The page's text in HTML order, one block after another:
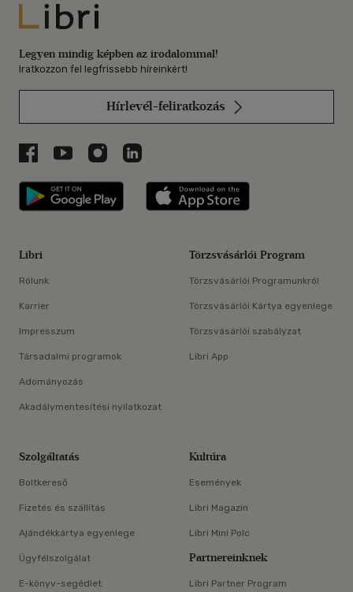
Libri
Legyen mindig képben az irodalommal!
Iratkozzon fel legfrissebb híreinkért!
Hírlevél-feliratkozás
Libri a Facebookon
Libri a Youtube-on
Libri az Instagramon
Libri a LinkedInen
Libri applikáció Szerezd meg: Google
Libri
Rólunk
Karrier
Impresszum
Társadalmi programok
Adományozás
Akadálymentesítési nyilatkozat
Törzsvásárlói Program
Törzsvásárlói Programunkról
Törzsvásárlói Kártya egyenlege
Törzsvásárlói szabályzat
Libri App
Szolgáltatás
Boltkereső
Fizetés és szállítás
Ajándékkártya egyenlege
Ügyfélszolgálat
E-könyv-segédlet
Kultúra
Események
Libri Magazin
Libri Mini Polc
Partnereinknek
Libri Partner Program